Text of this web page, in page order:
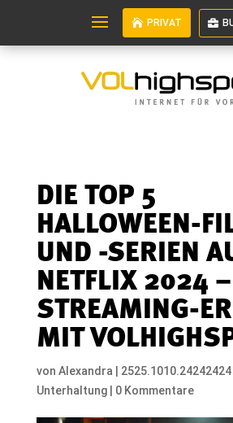
PRIVAT
DIE TOP 5
HALLOWEEN-
UND -SERIEN
NETFLIX 2024 –
STREAMING-
MIT
von Alexandra 2525.1010.24242424|
Unterhaltung| 0 Kommentare